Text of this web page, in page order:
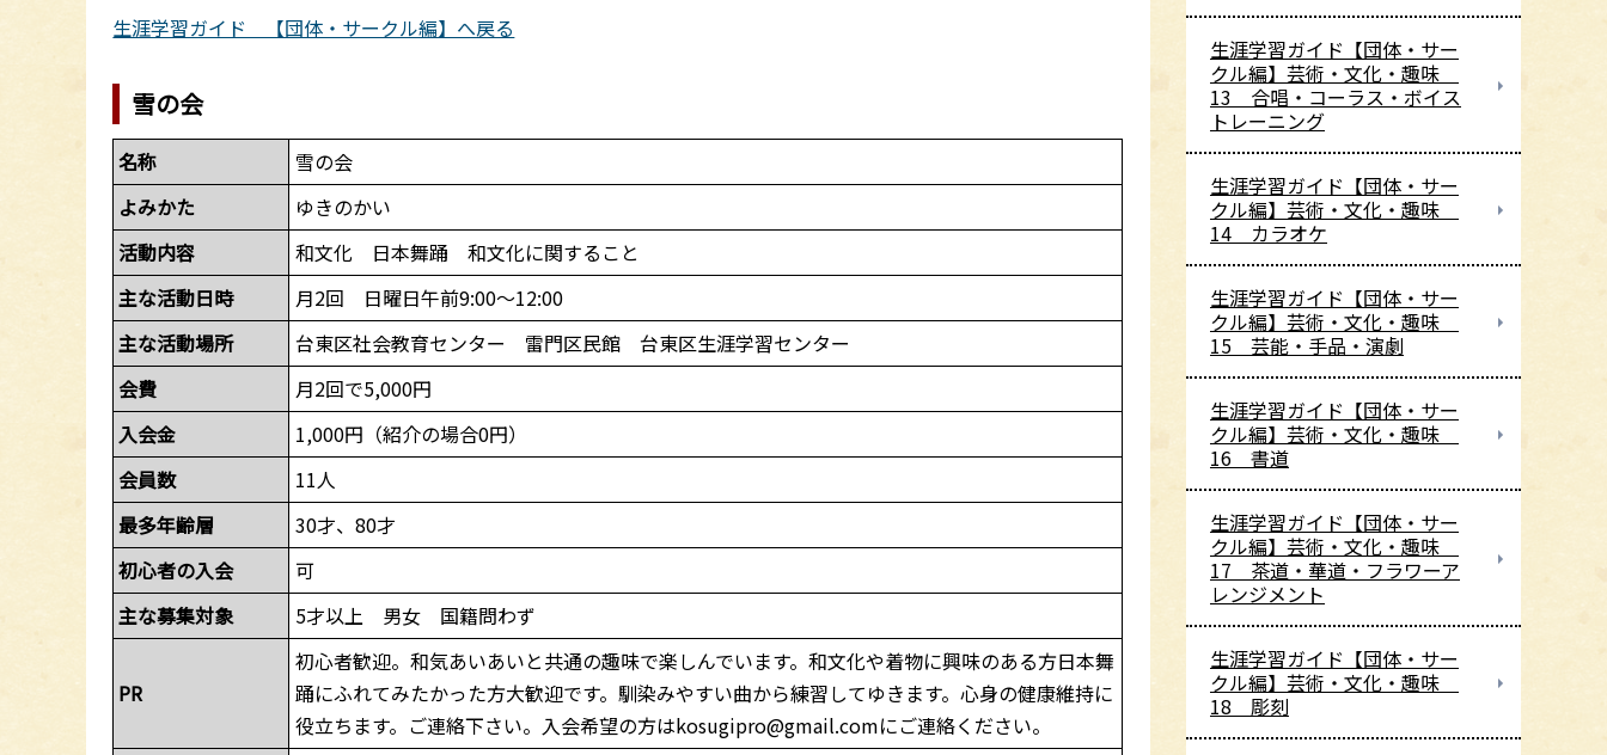
生涯学習ガイド 【団体・サークル編】へ戻る
雪の会
名称
雪の会
よみかた
ゆきのかい
活動内容
和文化 日本舞踊 和文化に関すること
主な活動日時
月2回 日曜日午前9:00～12:00
主な活動場所
台東区社会教育センター 雷門区民館 台東区生涯学習センター
会費
月2回で5,000円
入会金
1,000円（紹介の場合0円）
会員数
11人
最多年齢層
30才、80才
初心者の入会
可
主な募集対象
5才以上 男女 国籍問わず
PR
初心者歓迎。和気あいあいと共通の趣味で楽しんでいます。和文化や着物に興味のある方日本舞
踊にふれてみたかった方大歓迎です。馴染みやすい曲から練習してゆきます。心身の健康維持に
役立ちます。ご連絡下さい。入会希望の方はkosugipro@gmail.comにご連絡ください。
生涯学習ガイド【団体・サー
クル編】芸術・文化・趣味
13 合唱・コーラス・ボイス
トレーニング
生涯学習ガイド【団体・サー
クル編】芸術・文化・趣味
14 カラオケ
生涯学習ガイド【団体・サー
クル編】芸術・文化・趣味
15 芸能・手品・演劇
生涯学習ガイド【団体・サー
クル編】芸術・文化・趣味
16 書道
生涯学習ガイド【団体・サー
クル編】芸術・文化・趣味
17 茶道・華道・フラワーア
レンジメント
生涯学習ガイド【団体・サー
クル編】芸術・文化・趣味
18 彫刻